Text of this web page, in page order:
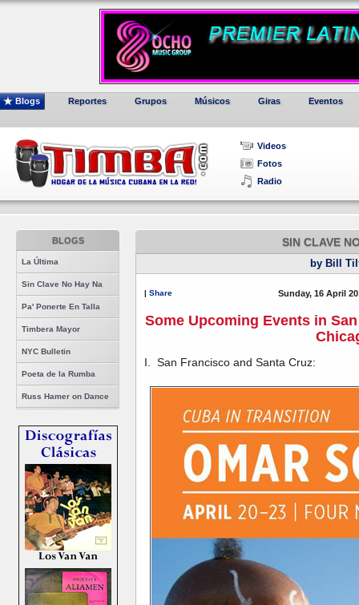
Blogs Reportes Grupos Músicos Giras Eventos
Videos
Fotos
Radio
BLOGS
La Última
Sin Clave No Hay Na
Pa' Ponerte En Talla
Timbera Mayor
NYC Bulletin
Poeta de la Rumba
Russ Hamer on Dance
SIN CLAVE
by Bill
| Share Sunday, 16 April
Some Upcoming Events in
I. San Francisco and Santa Cruz: